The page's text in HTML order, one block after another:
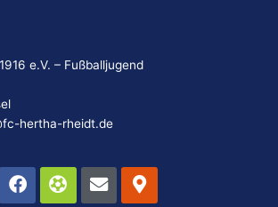
e.V. – Fußballjugend
hertha-rheidt.de
Facebook
FutbolEnvelope
Map-
marker-